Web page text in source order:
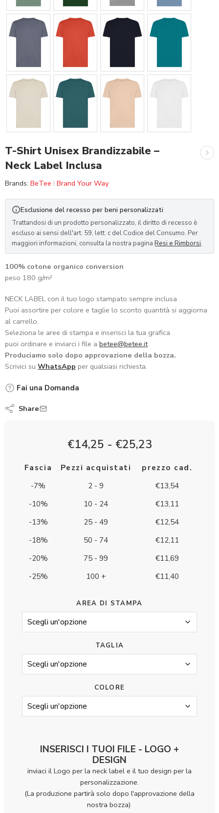
T-Shirt Unisex Brandizzabile –
Neck Label Inclusa
Brands: BeTee Brand Your Way
Esclusione del recesso per beni personalizzati
Trattandosi di un prodotto personalizzato, il diritto di recesso è
escluso ai sensi dell'art. 59, lett. c del Codice del Consumo. Per
maggiori informazioni, consulta la nostra paginaResi e Rimborsi.
100% cotone organico conversion
peso 180 g/m²
NECK LABEL con il tuo logo stampato sempre inclusa
Puoi assortire per colore e taglie lo sconto quantità si aggiorna
al carrello.
Seleziona le aree di stampa e inserisci la tua grafica
puoi ordinare e inviarci i file a betee@betee.it
Produciamo solo dopo approvazione della bozza.
Scrivici su WhatsApp per qualsiasi richiesta.
Fai una Domanda
Share
€14,25 - €25,23
Fascia Pezzi acquistati
prezzo cad.
-7%
2 - 9 €13,54
-10%
10 - 24 €13,11
-13%
25 - 49 €12,54
-18%
50 - 74 €12,11
-20%
75 - 99 €11,69
-25%
100 + €11,40
AREA DI STAMPA
TAGLIA
COLORE
INSERISCI I TUOI FILE - LOGO +
DESIGN
inviaci il Logo per la neck label e il tuo design per la
personalizzazione.
(La produzione partirà solo dopo l'approvazione della
nostra bozza)